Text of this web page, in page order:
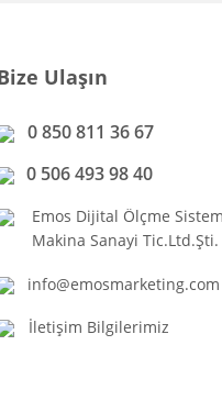
Ulaşın
0 850 811 36 67
0 506 493 98 40
Emos Dijital Ölçme
Makina Sanayi Tic.Ltd.Şti.
info@emosmarketing.com
İletişim Bilgilerimiz